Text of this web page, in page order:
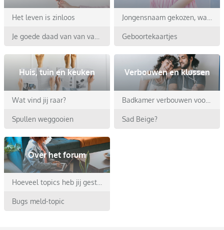
Het leven is zinloos
Geboortekaartjes
Huis, tuin en keuken
Wat vind jij raar?
Spullen weggooien
Verbouwen en klussen
Sad Beige?
Over het forum
Bugs meld-topic